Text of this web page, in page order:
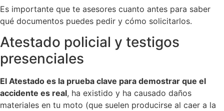
Es importante que te asesores cuanto antes para saber
qué documentos puedes pedir y cómo solicitarlos.
Atestado policial y testigos
presenciales
El Atestado es la prueba clave para demostrar que el
accidente es real, ha existido y ha causado daños
materiales en tu moto (que suelen producirse al caer a la